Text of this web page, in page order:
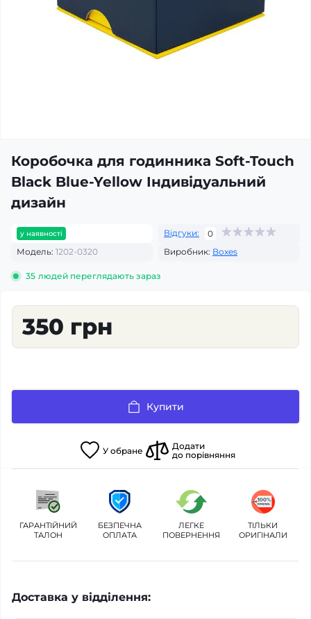
Коробочка для годинника Soft-Touch
Black Blue-Yellow Індивідуальний
дизайн
у наявності Відгуки:
0
Модель: 1202-0320 Виробник: Boxes
35 людей переглядають зараз
350 грн
Купити
У обране
Додати
до порівняння
ГАРАНТІЙНИЙ
ТАЛОН
БЕЗПЕЧНА
ОПЛАТА
ЛЕГКЕ
ПОВЕРНЕННЯ
ТІЛЬКИ
ОРИГІНАЛИ
Доставка у відділення: